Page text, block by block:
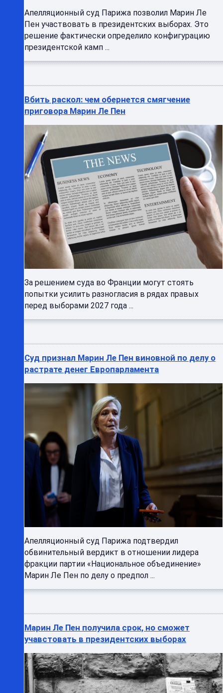
Апелляционный суд Парижа позволил Марин Ле
Пен участвовать в президентских выборах. Это
решение фактически определило конфигурацию
президентской камп ...
Вбить раскол: чем обернется смягчение
приговора Марин Ле Пен
За решением суда во Франции могут стоять
попытки усилить разногласия в рядах правых
перед выборами 2027 года ...
Суд признал Марин Ле Пен виновной по делу о
растрате денег Европарламента
Апелляционный суд Парижа подтвердил
обвинительный вердикт в отношении лидера
фракции партии «Национальное объединение»
Марин Ле Пен по делу о предпол ...
Марин Ле Пен получила срок, но сможет
учавстовать в президентских выборах